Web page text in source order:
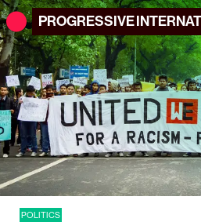
PROGRESSIVE
POLITICS